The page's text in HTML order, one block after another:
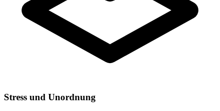
Stress und Unordnung